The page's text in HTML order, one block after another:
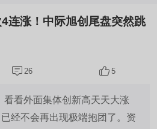
26 5
看看外面集体创新高天天大涨
经不会再出现极端抱团了。资